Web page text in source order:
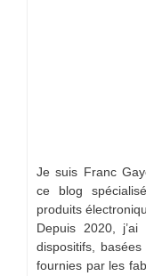
Je suis Franc
ce blog
produits
Depuis 2020,
dispositifs,
fournies par les